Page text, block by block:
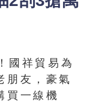
國祥貿易為
朋友，豪氣
買一線機